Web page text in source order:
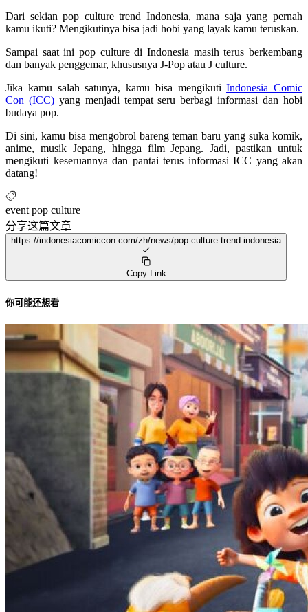
Dari sekian pop culture trend Indonesia, mana saja yang pernah
kamu ikuti? Mengikutinya bisa jadi hobi yang layak kamu teruskan.
Sampai saat ini pop culture di Indonesia masih terus berkembang
dan banyak penggemar, khususnya J-Pop atau J culture.
Jika kamu salah satunya, kamu bisa mengikutiIndonesia Comic
Con (ICC)yang menjadi tempat seru berbagi informasi dan hobi
budaya pop.
Di sini, kamu bisa mengobrol bareng teman baru yang suka komik,
anime, musik Jepang, hingga film Jepang. Jadi, pastikan untuk
mengikuti keseruannya dan pantai terus informasi ICC yang akan
datang!
event pop culture
分享这篇文章
https://indonesiacomiccon.com/zh/news/pop-culture-trend-indonesia
Copy Link
你可能还想看